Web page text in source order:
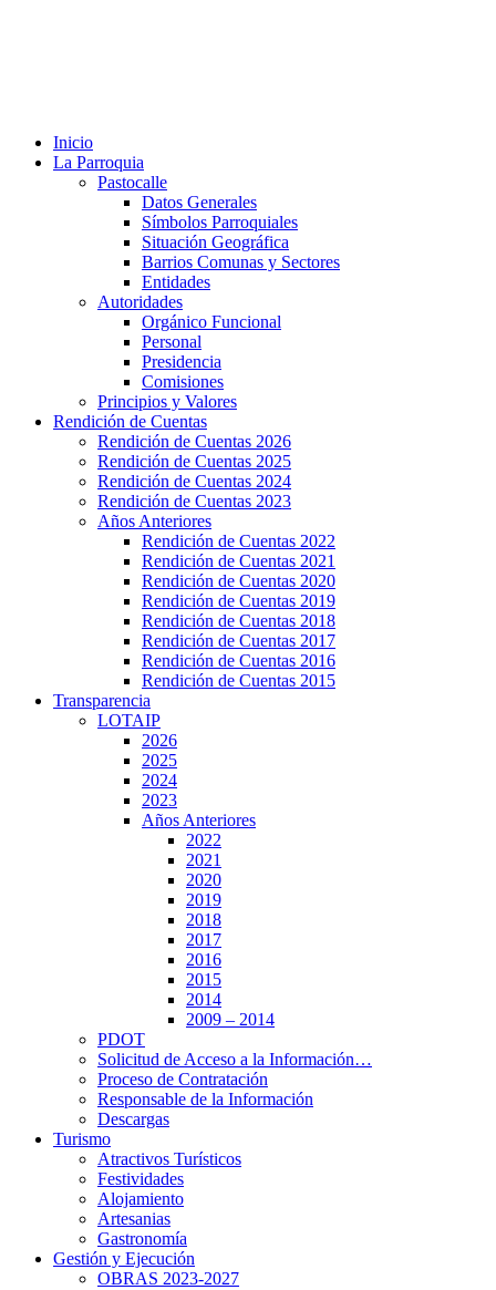
Inicio
La Parroquia
Pastocalle
Datos Generales
Símbolos Parroquiales
Situación Geográfica
Barrios Comunas y Sectores
Entidades
Autoridades
Orgánico Funcional
Personal
Presidencia
Comisiones
Principios y Valores
Rendición de Cuentas
Rendición de Cuentas 2026
Rendición de Cuentas 2025
Rendición de Cuentas 2024
Rendición de Cuentas 2023
Años Anteriores
Rendición de Cuentas 2022
Rendición de Cuentas 2021
Rendición de Cuentas 2020
Rendición de Cuentas 2019
Rendición de Cuentas 2018
Rendición de Cuentas 2017
Rendición de Cuentas 2016
Rendición de Cuentas 2015
Transparencia
LOTAIP
2026
2025
2024
2023
Años Anteriores
2022
2021
2020
2019
2018
2017
2016
2015
2014
2009 – 2014
PDOT
Solicitud de Acceso a la Información…
Proceso de Contratación
Responsable de la Información
Descargas
Turismo
Atractivos Turísticos
Festividades
Alojamiento
Artesanias
Gastronomía
Gestión y Ejecución
OBRAS 2023-2027